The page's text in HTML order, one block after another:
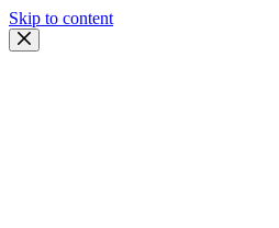
Skip to content